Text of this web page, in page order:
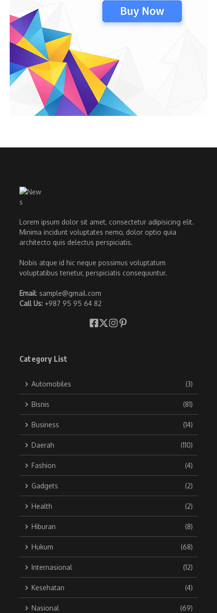
Lorem ipsum dolor sit amet, consectetur adipisicing elit.
Minima incidunt voluptates nemo, dolor optio quia
architecto quis delectus perspiciatis.
Nobis atque id hic neque possimus voluptatum
voluptatibus tenetur, perspiciatis consequuntur.
Email: sample@gmail.com
Call Us: +987 95 95 64 82
Category List
Automobiles (3)
Bisnis (81)
Business (14)
Daerah (110)
Fashion (4)
Gadgets (2)
Health (2)
Hiburan (8)
Hukum (68)
Internasional (12)
Kesehatan (4)
Nasional (69)